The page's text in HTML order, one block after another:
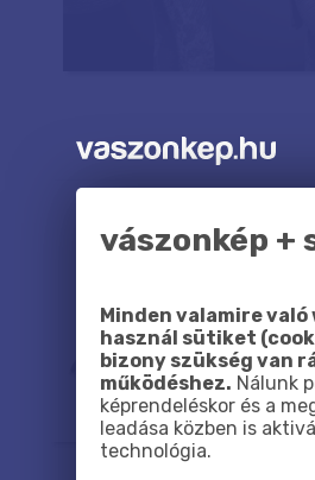
vászonkép +
Minden valamire való
használ sütiket
bizony szükség van
működéshez. Nálunk
képrendeléskor és a
leadása közben is
technológia.